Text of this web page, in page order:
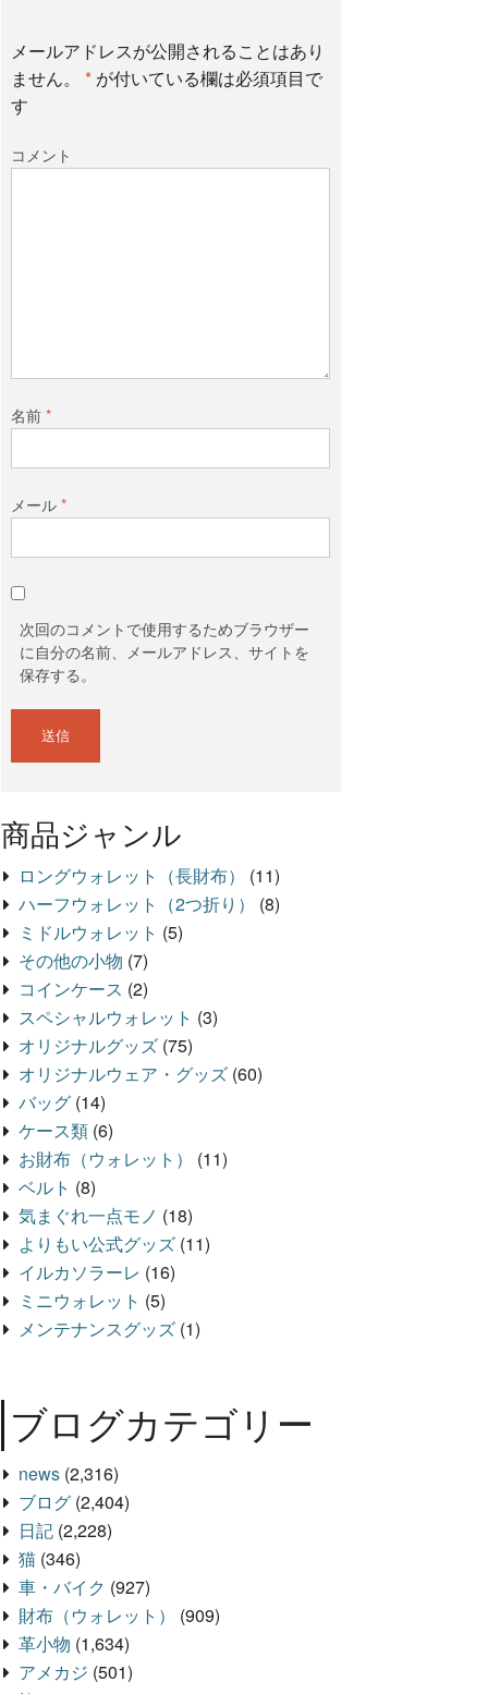
メールアドレスが公開されることはあり
ません。
* が付いている欄は必須項目で
す
コメント
名前*
メール*
次回のコメントで使用するためブラウザー
に自分の名前、メールアドレス、サイトを
保存する。
商品ジャンル
ロングウォレット（長財布）
(11)
ハーフウォレット（2つ折り）
(8)
ミドルウォレット (5)
その他の小物 (7)
コインケース (2)
スペシャルウォレット (3)
オリジナルグッズ (75)
オリジナルウェア・グッズ (60)
バッグ (14)
ケース類 (6)
お財布（ウォレット）
(11)
ベルト (8)
気まぐれ一点モノ (18)
よりもい公式グッズ (11)
イルカソラーレ (16)
ミニウォレット (5)
メンテナンスグッズ (1)
ブログカテゴリー
news (2,316)
ブログ (2,404)
日記 (2,228)
猫 (346)
車・バイク (927)
財布（ウォレット）
(909)
革小物 (1,634)
アメカジ (501)